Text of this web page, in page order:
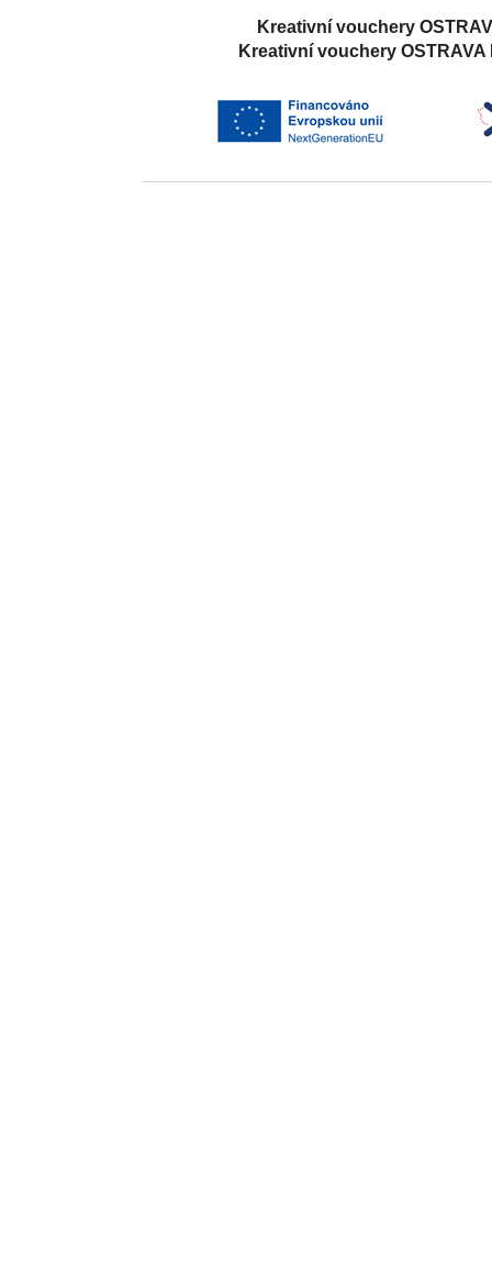
Kreativní vouchery
Kreativní vouchery OSTRAVA